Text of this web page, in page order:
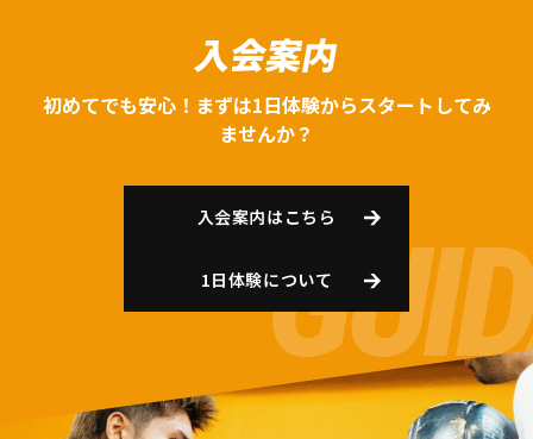
入会案内
初めてでも安心！まずは1日体験からスタートしてみ
ませんか？
入会案内はこちら
1日体験について